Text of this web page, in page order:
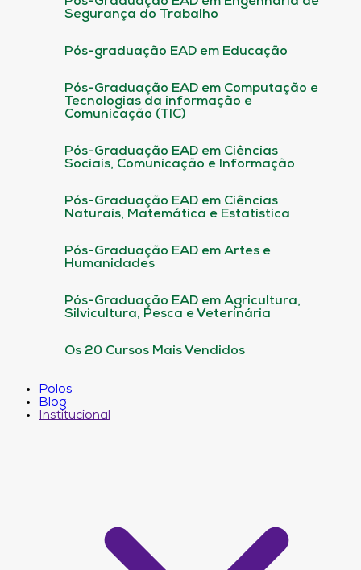
Segurança do Trabalho
Pós-graduação EAD em Educação
Pós-Graduação EAD em Computação e
Tecnologias da informação e
Comunicação (TIC)
Pós-Graduação EAD em Ciências
Sociais, Comunicação e Informação
Pós-Graduação EAD em Ciências
Naturais, Matemática e Estatística
Pós-Graduação EAD em Artes e
Humanidades
Pós-Graduação EAD em Agricultura,
Silvicultura, Pesca e Veterinária
Os 20 Cursos Mais Vendidos
Polos
Blog
Institucional